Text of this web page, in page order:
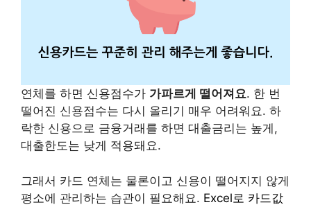
연체를 하면 신용점수가 가파르게 떨어져요. 한 번
떨어진 신용점수는 다시 올리기 매우 어려워요. 하
락한 신용으로 금융거래를 하면 대출금리는 높게,
대출한도는 낮게 적용돼요.
그래서 카드 연체는 물론이고 신용이 떨어지지 않게
평소에 관리하는 습관이 필요해요. Excel로 카드값